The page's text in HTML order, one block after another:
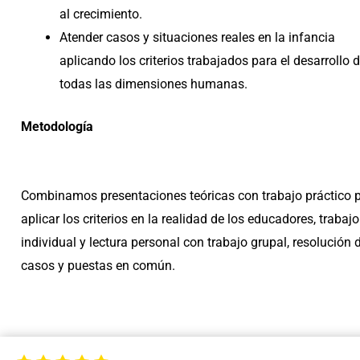
al crecimiento.
Atender casos y situaciones reales en la infancia
aplicando los criterios trabajados para el desarrollo
todas las dimensiones humanas.
Metodología
Combinamos presentaciones teóricas con trabajo práctico
aplicar los criterios en la realidad de los educadores, trabajo
individual y lectura personal con trabajo grupal, resolución
casos y puestas en común.